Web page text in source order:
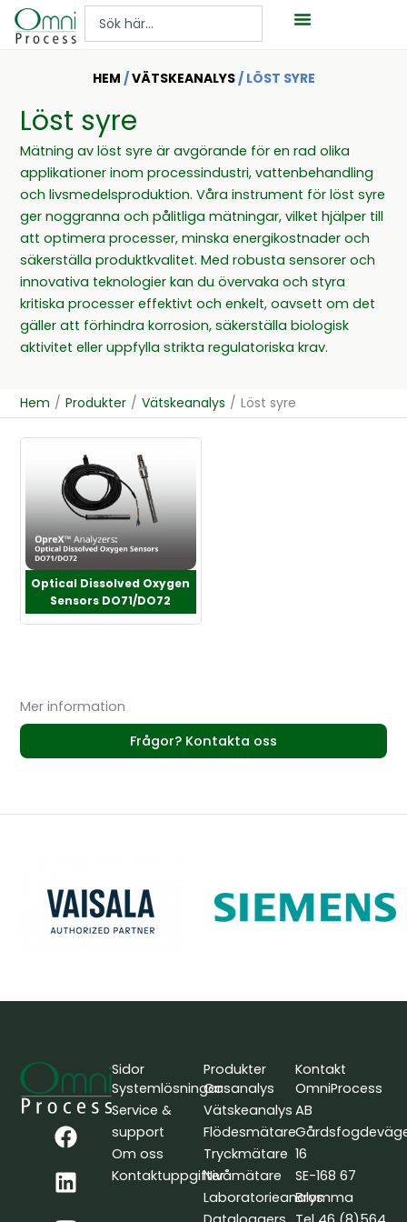
Hoppa
Search
HEM /VÄTSKEANALYS/ LÖST SYRE
Löst syre
Mätning av löst syre är avgörande för en rad olika
applikationer inom processindustri, vattenbehandling
och livsmedelsproduktion. Våra instrument för löst syre
ger noggranna och pålitliga mätningar, vilket hjälper till
att optimera processer, minska energikostnader och
säkerställa produktkvalitet. Med robusta sensorer och
innovativa teknologier kan du övervaka och styra
kritiska processer effektivt och enkelt, oavsett om det
gäller att förhindra korrosion, säkerställa biologisk
aktivitet eller uppfylla strikta regulatoriska krav.
Hem / Produkter / Vätskeanalys / Löst syre
Optical Dissolved Oxygen
Sensors DO71/DO72
Mer information
Frågor? Kontakta oss
F
a
c
e
b
L
i
n
k
e
Y
o
u
t
u
Sidor
Systemlösningar
Service &
support
Om oss
Kontaktuppgifter
Produkter
Gasanalys
Vätskeanalys
Flödesmätare
Tryckmätare
Nivåmätare
Laboratorieanalys
Kontakt
OmniProcess
AB
16
SE-168 67
Bromma